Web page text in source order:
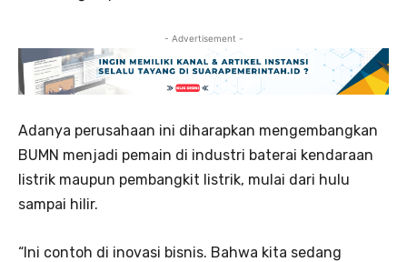
- Advertisement -
Adanya perusahaan ini diharapkan mengembangkan
BUMN menjadi pemain di industri baterai kendaraan
listrik maupun pembangkit listrik, mulai dari hulu
sampai hilir.
“Ini contoh di inovasi bisnis. Bahwa kita sedang